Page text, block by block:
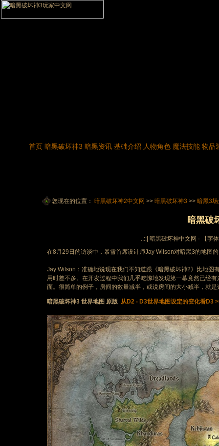
首页暗黑破坏神3 暗黑资讯基础介绍 人物角色 魔法技能物品
您现在的位置： 暗黑破坏神2中文网 >> 暗黑破坏神3 >> 暗黑3
暗黑破
..::| 暗黑破坏神中文网 · 【字
在8月29日的访谈中，暴雪首席设计师Jay Wilson对暗黑3的地图
Jay Wilson：准确地说现在我们不知道跟《暗黑破坏神2》比地图
用时差不多。在开发过程中我们几乎吃惊地发现第一幕竟然已经
面。很简单的例子，房间的数量减半，或说房间的大小减半，就
暗黑破坏神3 世界地图 原版 从D2 - D3世界地图设定的变化看D3